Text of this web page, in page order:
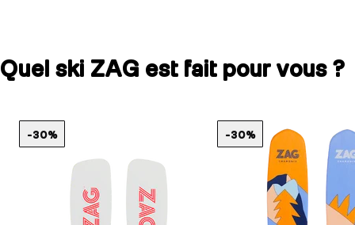
Quel ski ZAG est fait pour vous ?
-30% -30%